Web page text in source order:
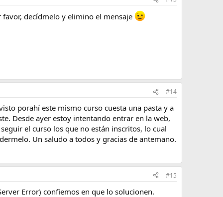
decídmelo y elimino el mensaje
#14
porahí este mismo curso cuesta una pasta y a
Desde ayer estoy intentando entrar en la web,
el curso los que no están inscritos, lo cual
Un saludo a todos y gracias de antemano.
#15
Error) confiemos en que lo solucionen.